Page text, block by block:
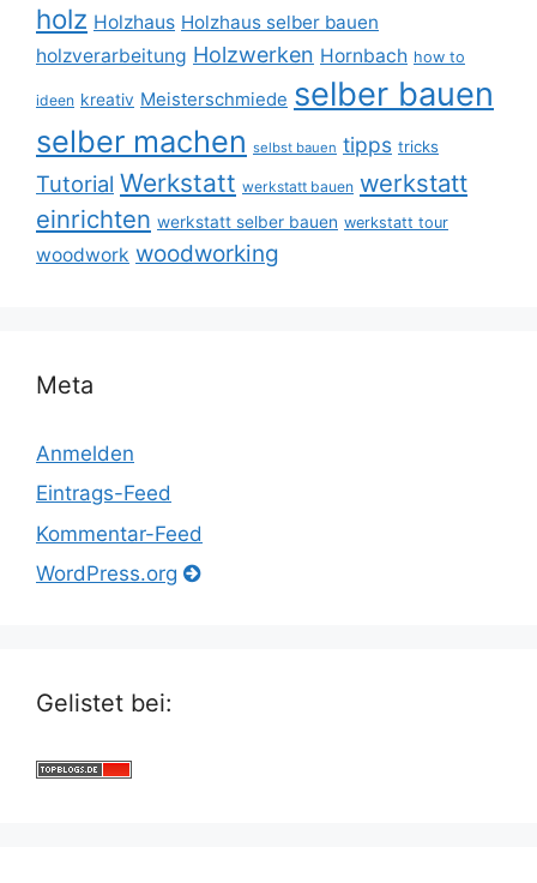
holz Holzhaus Holzhaus selber bauen
holzverarbeitung Holzwerken Hornbach how to
ideen kreativ Meisterschmiede selber bauen
selber machen selbst bauen tipps tricks
Tutorial Werkstatt werkstatt bauen werkstatt
einrichten werkstatt selber bauen werkstatt tour
woodwork woodworking
Meta
Anmelden
Eintrags-Feed
Kommentar-Feed
WordPress.org
Gelistet bei: